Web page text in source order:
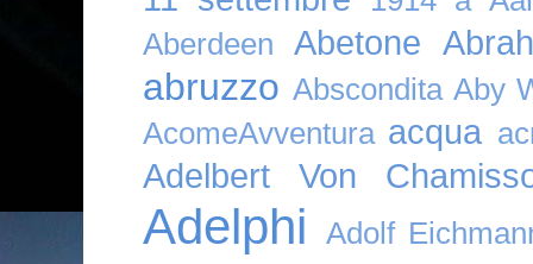
Aberdeen
Abetone
abruzzo Abscondita Aby
AcomeAvventura acqua
Adelbert Von
Adelphi
Adolf